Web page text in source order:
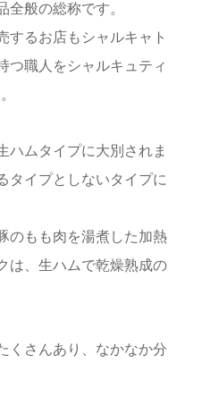
全般の総称です。
するお店もシャルキャト
つ職人をシャルキュティ
ハムタイプに大別されま
タイプとしないタイプに
のもも肉を湯煮した加熱
は、生ハムで乾燥熟成の
くさんあり、なかなか分